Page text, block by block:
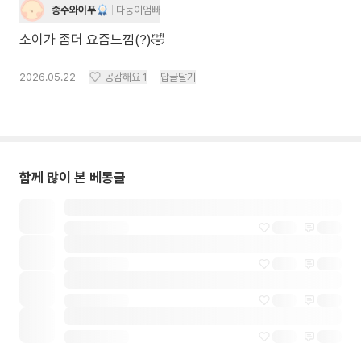
종수와이푸 다둥이엄빠
소이가 좀더 요즘느낌(?)🤣
2026.05.22 공감해요 1 답글달기
함께 많이 본 베동글